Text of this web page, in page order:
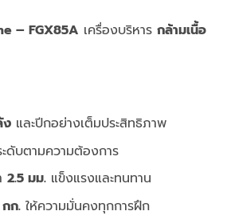
– FGX85A เครื่องบริหาร กล้ามเนื้อ
งและปีกอย่างเต็มประสิทธิภาพ
ดับตามความต้องการ
2.5 มม.แข็งแรงและทนทาน
ก.ให้ความมั่นคงทุกการฝึก